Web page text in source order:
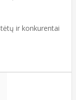
ir konkurentai